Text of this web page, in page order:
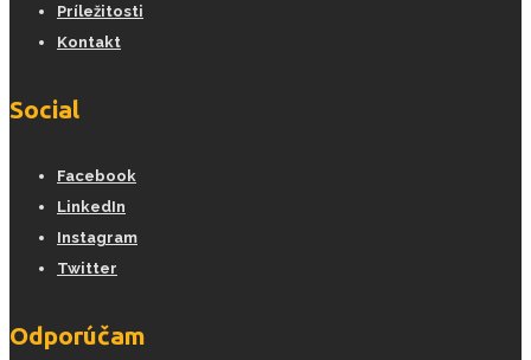
Príležitosti
Kontakt
Social
Facebook
LinkedIn
Instagram
Twitter
Odporúčam